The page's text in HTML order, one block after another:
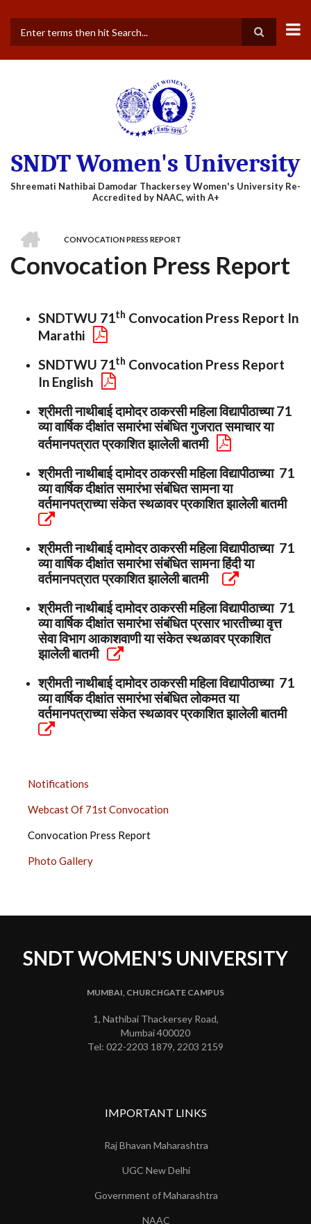
main
SNDT Women's University
BREADCRUMB
CONVOCATION PRESS REPORT
Convocation Press Report
SNDTWU 71Th Convocation Press Report In
Marathi
SNDTWU 71Th Convocation Press Report
In English
श्रीमती नाथीबाई दामोदर ठाकरसी महिला विद्यापीठाच्या 71
व्या वार्षिक दीक्षांत समारंभा संबंधित गुजरात समाचार या
वर्तमानपत्रात प्रकाशित झालेली बातमी
श्रीमती नाथीबाई दामोदर ठाकरसी महिला विद्यापीठाच्या 71
व्या वार्षिक दीक्षांत समारंभा संबंधित सामना या
वर्तमानपत्राच्या संकेत स्थळावर प्रकाशित झालेली बातमी
श्रीमती नाथीबाई दामोदर ठाकरसी महिला विद्यापीठाच्या 71
व्या वार्षिक दीक्षांत समारंभा संबंधित सामना हिंदी या
वर्तमानपत्रात प्रकाशित झालेली बातमी
श्रीमती नाथीबाई दामोदर ठाकरसी महिला विद्यापीठाच्या 71
व्या वार्षिक दीक्षांत समारंभा संबंधित प्रसार भारतीच्या वृत्त
सेवा विभाग आकाशवाणी या संकेत स्थळावर प्रकाशित
झालेली बातमी
श्रीमती नाथीबाई दामोदर ठाकरसी महिला विद्यापीठाच्या 71
व्या वार्षिक दीक्षांत समारंभा संबंधित लोकमत या
वर्तमानपत्राच्या संकेत स्थळावर प्रकाशित झालेली बातमी
CONVOCATION
SIDE
BAR
Notifications
Webcast Of 71st Convocation
Convocation Press Report
Photo Gallery
SNDT WOMEN'S UNIVERSITY
MUMBAI, CHURCHGATE CAMPUS
1, Nathibai Thackersey Road,
Mumbai 400020
Tel: 022-2203 1879, 2203 2159
IMPORTANT LINKS
Raj Bhavan Maharashtra
UGC New Delhi
Government of Maharashtra
NAAC